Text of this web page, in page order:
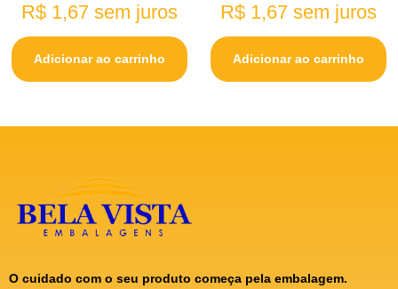
R$ 1,67 sem juros
Adicionar ao carrinho
R$ 1,67 sem juros
Adicionar ao carrinho
O cuidado com o seu produto começa pela embalagem.